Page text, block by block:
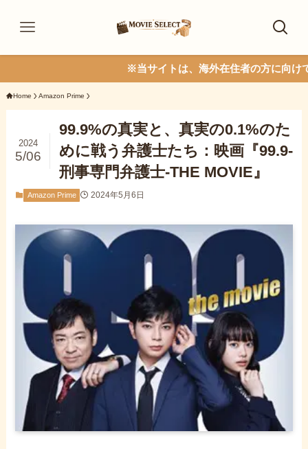
※当サイトは、海外在住者の方に向けて情報を発信
Home Amazon Prime
99.9%の真実と、真実の0.1%のた
めに戦う弁護士たち：映画『99.9-
刑事専門弁護士-THE MOVIE』
2024
5/06
Amazon Prime 2024年5月6日